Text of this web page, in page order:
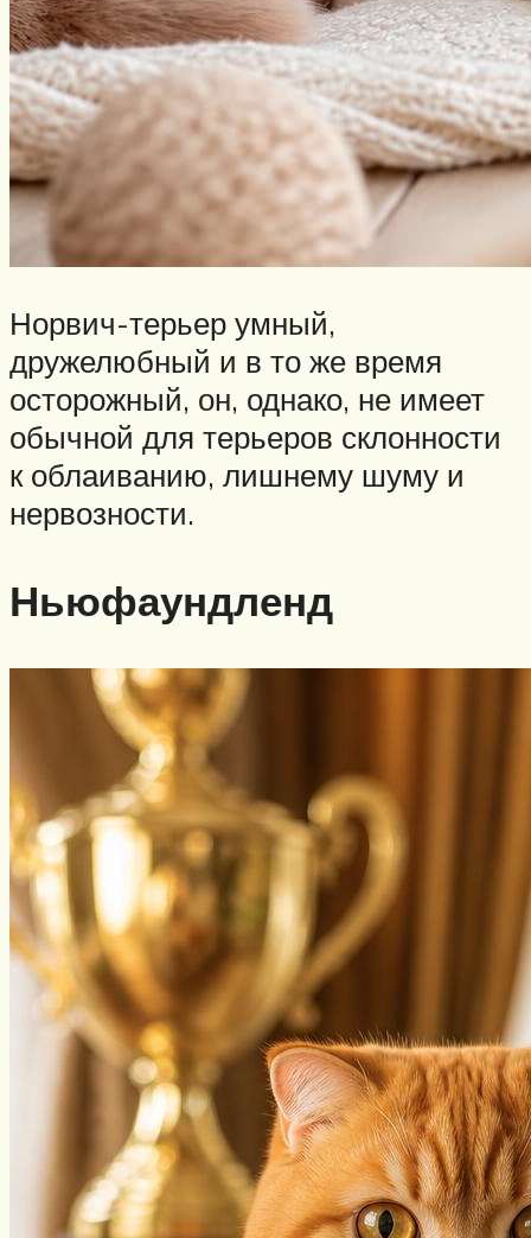
Норвич-терьер умный,
дружелюбный и в то же время
осторожный, он, однако, не имеет
обычной для терьеров склонности
к облаиванию, лишнему шуму и
нервозности.
Ньюфаундленд